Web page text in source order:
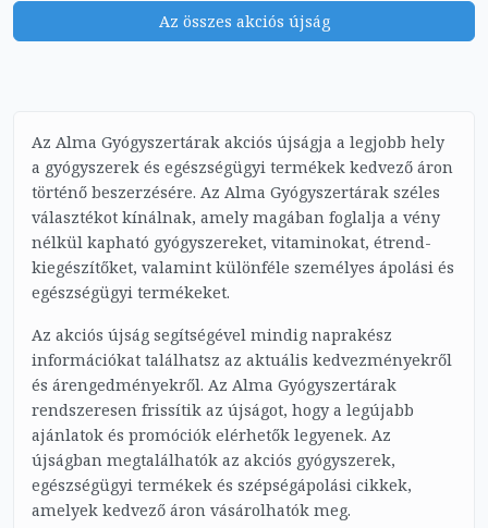
Az összes akciós újság
Az Alma Gyógyszertárak akciós újságja a legjobb hely
a gyógyszerek és egészségügyi termékek kedvező áron
történő beszerzésére. Az Alma Gyógyszertárak széles
választékot kínálnak, amely magában foglalja a vény
nélkül kapható gyógyszereket, vitaminokat, étrend-
kiegészítőket, valamint különféle személyes ápolási és
egészségügyi termékeket.
Az akciós újság segítségével mindig naprakész
információkat találhatsz az aktuális kedvezményekről
és árengedményekről. Az Alma Gyógyszertárak
rendszeresen frissítik az újságot, hogy a legújabb
ajánlatok és promóciók elérhetők legyenek. Az
újságban megtalálhatók az akciós gyógyszerek,
egészségügyi termékek és szépségápolási cikkek,
amelyek kedvező áron vásárolhatók meg.